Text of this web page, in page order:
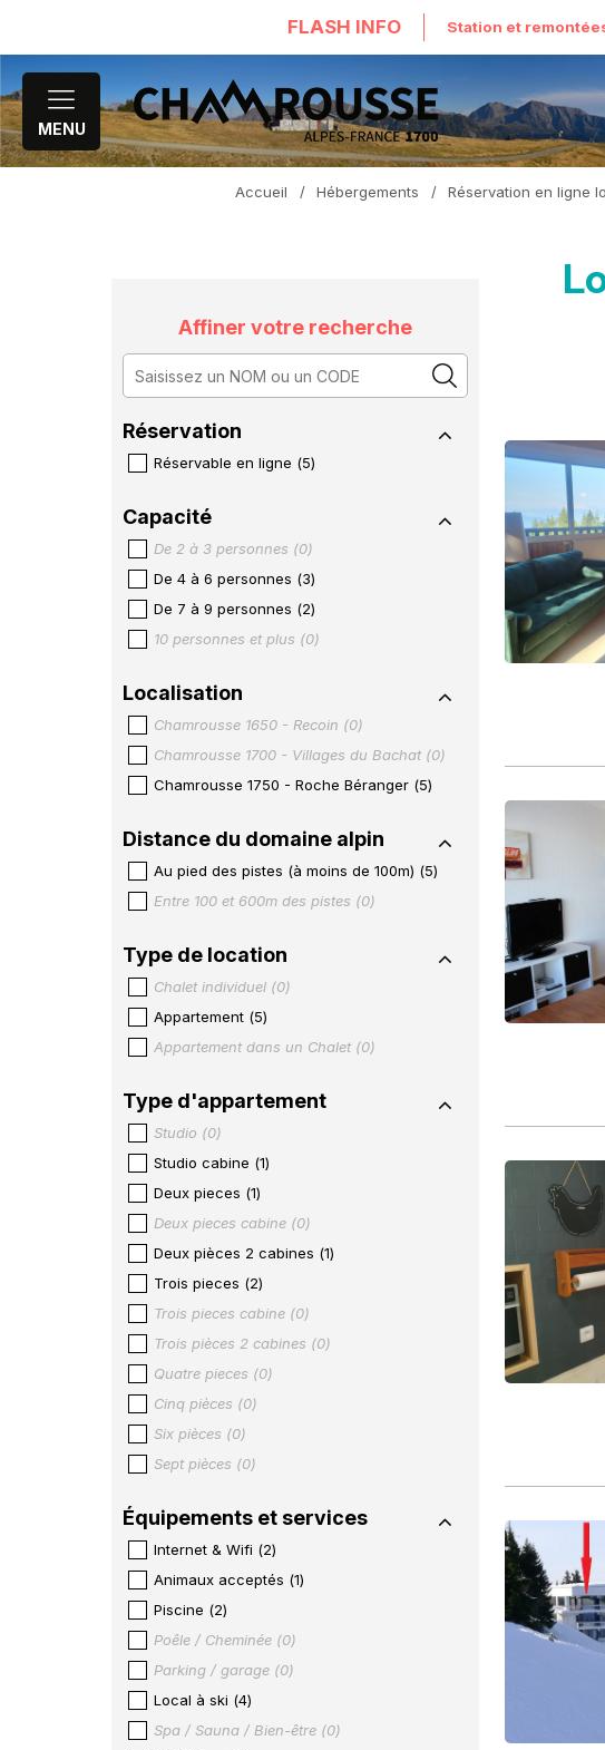
FLASH INFO Station et
MENU
Accueil / Hébergements / Réservation en ligne
Affiner votre recherche
Réservation
Réservable en ligne (5)
Capacité
De 2 à 3 personnes (0)
De 4 à 6 personnes (3)
De 7 à 9 personnes (2)
10 personnes et plus (0)
Localisation
Chamrousse 1650 - Recoin (0)
Chamrousse 1700 - Villages du Bachat (0)
Chamrousse 1750 - Roche Béranger (5)
Distance du domaine alpin
Au pied des pistes (à moins de 100m) (5)
Entre 100 et 600m des pistes (0)
Type de location
Chalet individuel (0)
Appartement (5)
Appartement dans un Chalet (0)
Type d'appartement
Studio (0)
Studio cabine (1)
Deux pieces (1)
Deux pieces cabine (0)
Deux pièces 2 cabines (1)
Trois pieces (2)
Trois pieces cabine (0)
Trois pièces 2 cabines (0)
Quatre pieces (0)
Cinq pièces (0)
Six pièces (0)
Sept pièces (0)
Équipements et services
Internet & Wifi (2)
Animaux acceptés (1)
Piscine (2)
Poêle / Cheminée (0)
Parking / garage (0)
Local à ski (4)
Spa / Sauna / Bien-être (0)